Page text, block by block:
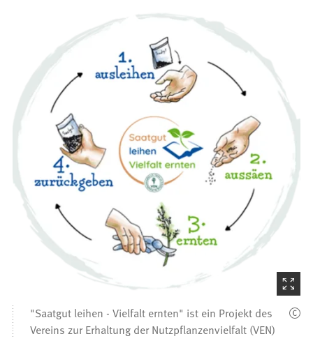
(Startet
den
"Saatgut leihen - Vielfalt ernten" ist ein Projekt des
Vereins zur Erhaltung der Nutzpflanzenvielfalt (VEN)